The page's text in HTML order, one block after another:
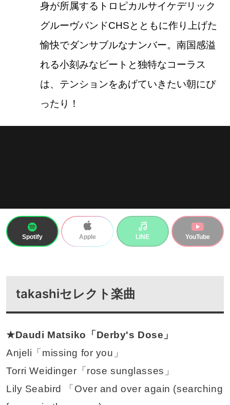
身が所属するトロピカルサイケデリック
グルーヴバンドCHSとともに作り上げた
愉快でダンサブルなナンバー。南国感溢
れる小刻みなビートと独特なコーラス
は、テンションをあげていきたい朝にぴ
ったり！
Spotify Apple LINE YouTube
takashiセレクト楽曲
★Daudi Matsiko「Derby's Dose」
Anjeli「missing for you」
Torri Weidinger「rose sunglasses」
Lily Seabird 「Over and over again (searching